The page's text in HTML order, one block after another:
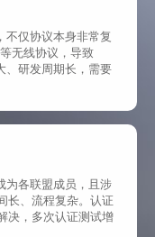
不仅协议本身非常复
无线协议，导致
、研发周期长，需要
为各联盟成员，且涉
长、流程复杂。认证
决，多次认证测试增